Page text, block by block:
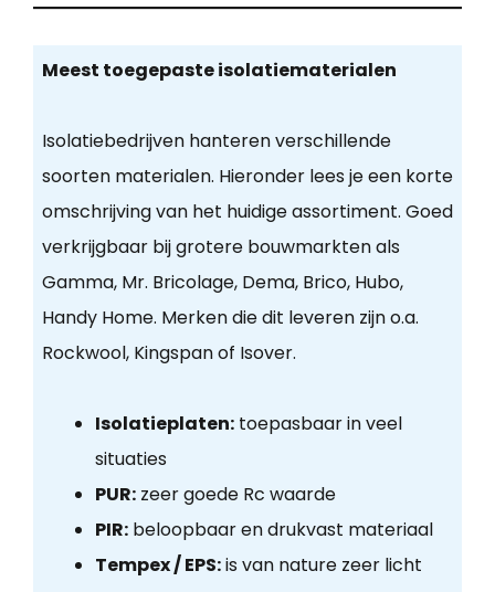
Meest toegepaste isolatiematerialen
Isolatiebedrijven hanteren verschillende
soorten materialen. Hieronder lees je een korte
omschrijving van het huidige assortiment. Goed
verkrijgbaar bij grotere bouwmarkten als
Gamma, Mr. Bricolage, Dema, Brico, Hubo,
Handy Home. Merken die dit leveren zijn o.a.
Rockwool, Kingspan of Isover.
Isolatieplaten:toepasbaar in veel
situaties
PUR:zeer goede Rc waarde
PIR:beloopbaar en drukvast materiaal
Tempex / EPS:is van nature zeer licht